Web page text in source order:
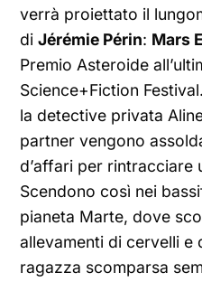
verrà proiettato il
diJérémie Périn: Mars
Premio Asteroide
Science+Fiction
la detective privata
partner vengono
d’affari per rintracciare
Scendono così nei
pianeta Marte, dove
allevamenti di cervelli e
ragazza scomparsa